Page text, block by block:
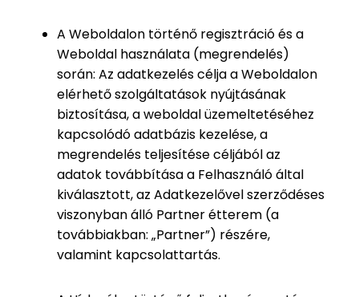
A Weboldalon történő regisztráció és a
Weboldal használata (megrendelés)
során: Az adatkezelés célja a Weboldalon
elérhető szolgáltatások nyújtásának
biztosítása, a weboldal üzemeltetéséhez
kapcsolódó adatbázis kezelése, a
megrendelés teljesítése céljából az
adatok továbbítása a Felhasználó által
kiválasztott, az Adatkezelővel szerződéses
viszonyban álló Partner étterem (a
továbbiakban: „Partner”) részére,
valamint kapcsolattartás.